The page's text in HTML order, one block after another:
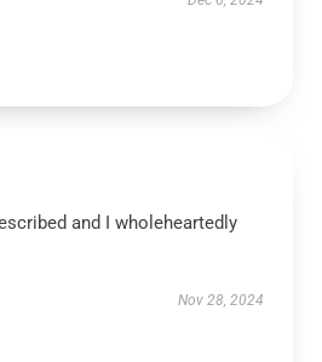
and I wholeheartedly
Nov 28, 2024